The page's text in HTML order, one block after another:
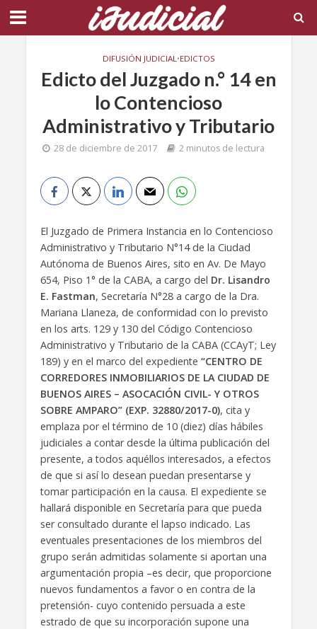
DIFUSIÓN JUDICIAL•EDICTOS
Edicto del Juzgado n.° 14 en
lo Contencioso
Administrativo y Tributario
28 de diciembre de 2017 2 minutos de lectura
El Juzgado de Primera Instancia en lo Contencioso
Administrativo y Tributario N°14 de la Ciudad
Autónoma de Buenos Aires, sito en Av. De Mayo
654, Piso 1° de la CABA, a cargo del Dr. Lisandro
E. Fastman, Secretaría N°28 a cargo de la Dra.
Mariana Llaneza, de conformidad con lo previsto
en los arts. 129 y 130 del Código Contencioso
Administrativo y Tributario de la CABA (CCAyT; Ley
189) y en el marco del expediente “CENTRO DE
CORREDORES INMOBILIARIOS DE LA CIUDAD DE
BUENOS AIRES – ASOCACIÓN CIVIL- Y OTROS
SOBRE AMPARO” (EXP. 32880/2017-0), cita y
emplaza por el término de 10 (diez) días hábiles
judiciales a contar desde la última publicación del
presente, a todos aquéllos interesados, a efectos
de que si así lo desean puedan presentarse y
tomar participación en la causa. El expediente se
hallará disponible en Secretaría para que pueda
ser consultado durante el lapso indicado. Las
eventuales presentaciones de los miembros del
grupo serán admitidas solamente si aportan una
argumentación propia –es decir, que proporcione
nuevos fundamentos a favor o en contra de la
pretensión- cuyo contenido persuada a este
estrado de que su incorporación supone una